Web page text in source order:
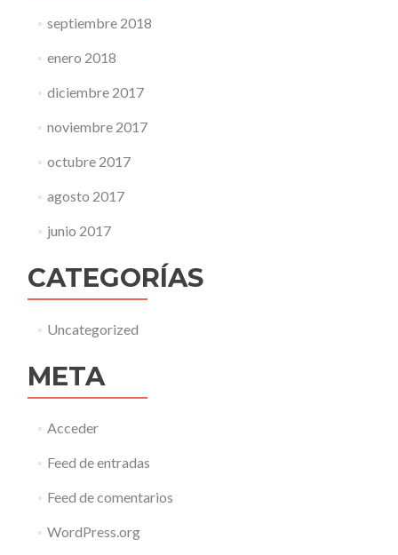
septiembre 2018
enero 2018
diciembre 2017
noviembre 2017
octubre 2017
agosto 2017
junio 2017
CATEGORÍAS
Uncategorized
META
Acceder
Feed de entradas
Feed de comentarios
WordPress.org